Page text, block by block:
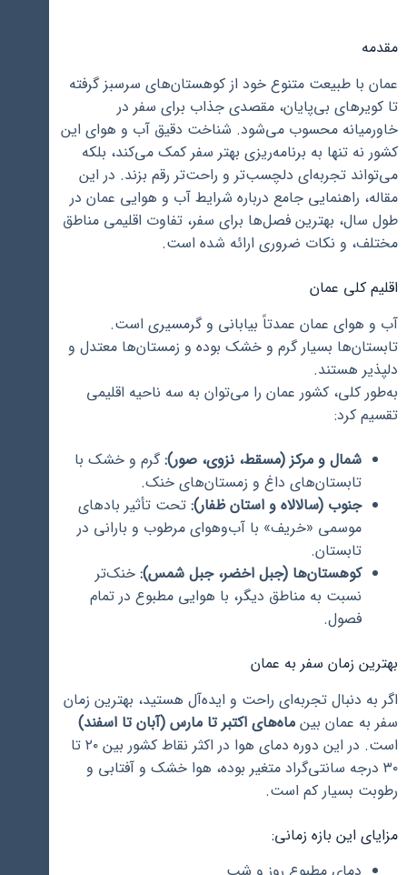
مقدمه
عمان با طبیعت متنوع خود از کوهستان‌های سرسبز گرفته
تا کویرهای بی‌پایان، مقصدی جذاب برای سفر در
خاورمیانه محسوب می‌شود. شناخت دقیق آب و هوای این
کشور نه تنها به برنامه‌ریزی بهتر سفر کمک می‌کند، بلکه
می‌تواند تجربه‌ای دلچسب‌تر و راحت‌تر رقم بزند. در این
مقاله، راهنمایی جامع درباره شرایط آب و هوایی عمان در
طول سال، بهترین فصل‌ها برای سفر، تفاوت اقلیمی مناطق
مختلف، و نکات ضروری ارائه شده است.
اقلیم کلی عمان
آب و هوای عمان عمدتاً بیابانی و گرمسیری است.
تابستان‌ها بسیار گرم و خشک بوده و زمستان‌ها معتدل و
دلپذیر هستند.
به‌طور کلی، کشور عمان را می‌توان به سه ناحیه اقلیمی
تقسیم کرد:
شمال و مرکز (مسقط، نزوی، صور):گرم و خشک با
تابستان‌های داغ و زمستان‌های خنک.
جنوب (سالالاه و استان ظفار): تحت تأثیر بادهای
موسمی «خریف» با آب‌وهوای مرطوب و بارانی در
تابستان.
کوهستان‌ها (جبل اخضر، جبل شمس): خنک‌تر
نسبت به مناطق دیگر، با هوایی مطبوع در تمام
فصول.
بهترین زمان سفر به عمان
اگر به دنبال تجربه‌ای راحت و ایده‌آل هستید، بهترین زمان
سفر به عمان بین ماه‌های اکتبر تا مارس (آبان تا اسفند)
است. در این دوره دمای هوا در اکثر نقاط کشور بین ۲۰ تا
۳۰ درجه سانتی‌گراد متغیر بوده، هوا خشک و آفتابی و
رطوبت بسیار کم است.
مزایای این بازه زمانی: